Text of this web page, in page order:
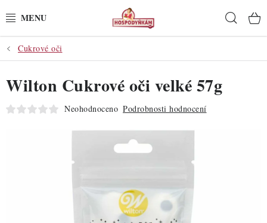
na
POTŘEBY
POMŮCKY
SUROVINY
Cukrové oči
Wilton Cukrové oči velké 57g
Neohodnoceno Podrobnosti hodnocení